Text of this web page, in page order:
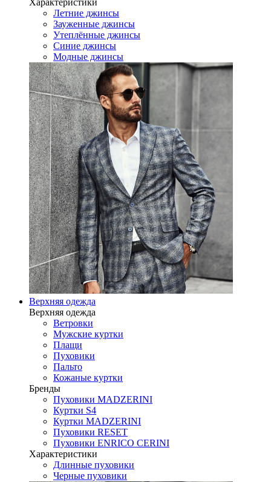
Характеристики
Летние джинсы
Зауженные джинсы
Утеплённые джинсы
Синие джинсы
Модные джинсы
Верхняя одежда
Верхняя одежда
Ветровки
Мужские куртки
Плащи
Пуховики
Пальто
Кожаные куртки
Бренды
Пуховики MADZERINI
Куртки S4
Куртки MADZERINI
Пуховики RESET
Пуховики ENRICO CERINI
Характеристики
Длинные пуховики
Черные пуховики